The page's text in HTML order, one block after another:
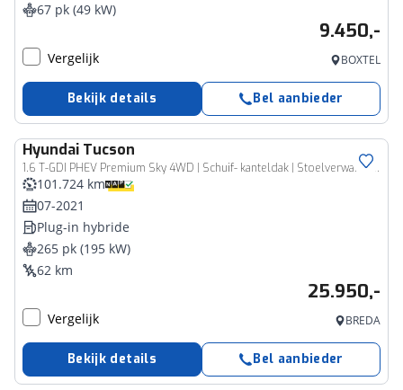
67 pk (49 kW)
9.450,-
Vergelijk BOXTEL
Bekijk details Bel aanbieder
Hyundai Tucson
1.6 T-GDI PHEV Premium Sky 4WD | Schuif- kanteldak | Stoelverwarming | Stoelverkoeling | Leder
101.724 km
07-2021
Plug-in hybride
265 pk (195 kW)
62 km
25.950,-
Vergelijk BREDA
Bekijk details Bel aanbieder